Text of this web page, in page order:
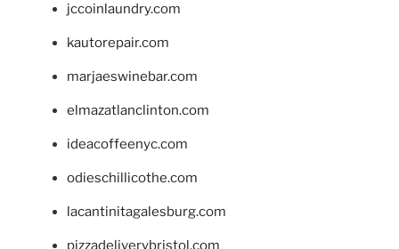
jccoinlaundry.com
kautorepair.com
marjaeswinebar.com
elmazatlanclinton.com
ideacoffeenyc.com
odieschillicothe.com
lacantinitagalesburg.com
pizzadeliverybristol.com